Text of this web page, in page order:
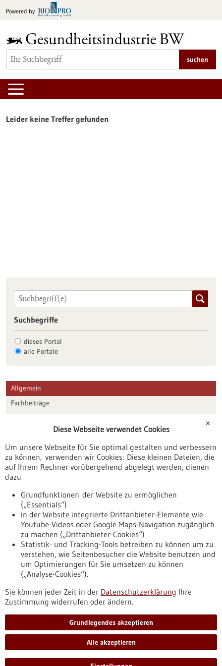
Inhalt
Powered by
suchen
Leider keine Treffer gefunden
Suchbegriffe
dieses Portal
alle Portale
Allgemein
Fachbeiträge
Veranstaltungen
Erscheinungsdatum
Nach oben
Informiert bleiben
Newsletter abonnieren
✕
Diese Webseite verwendet Cookies
Um unsere Webseite für Sie optimal gestalten und verbessern
zu können, verwenden wir Cookies: Diese kleinen Dateien, die
auf Ihrem Rechner vorübergehend abgelegt werden, dienen
dazu
Grundfunktionen der Website zu ermöglichen
(„Essentials“)
in der Website integrierte Drittanbieter-Elemente wie
Youtube-Videos oder Google Maps-Navigation zugänglich
zu machen („Drittanbieter-Cookies“)
Statistik- und Tracking-Tools betreiben zu können um zu
verstehen, wie Seitenbesucher die Website benutzen und
um Optimierungen für Sie umsetzen zu können
(„Analyse-Cookies“).
Sie können jeder Zeit in der Datenschutzerklärung Ihre
Zustimmung widerrufen oder ändern.
Grundlegendes akzeptieren
Alle akzeptieren